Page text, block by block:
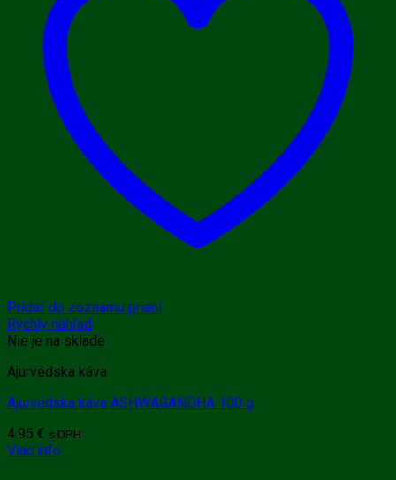
Pridať do zoznamu prianí
Rýchly náhľad
Nie je na sklade
Ajurvédska káva
Ajurvédska káva ASHWAGANDHA 100 g
4.95 € s DPH
Viac info